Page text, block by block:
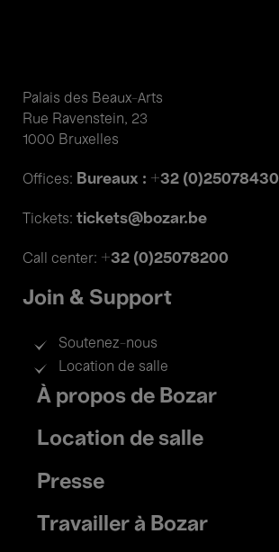
Palais des Beaux-Arts
Rue Ravenstein, 23
1000 Bruxelles
Offices: Bureaux : +32 (0)25078430
Tickets: tickets@bozar.be
Call center: +32 (0)25078200
Join & Support
Soutenez-nous
Location de salle
Footer
menu
À propos de Bozar
Location de salle
Presse
Travailler à Bozar